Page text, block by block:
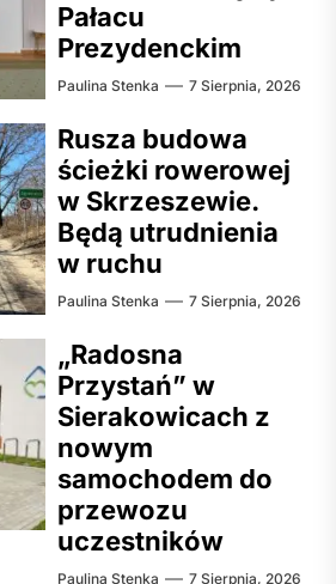
Pałacu
Prezydenckim
Paulina Stenka 7 Sierpnia, 2026
Rusza budowa
ścieżki rowerowej
w Skrzeszewie.
Będą utrudnienia
w ruchu
Paulina Stenka 7 Sierpnia, 2026
„Radosna
Przystań” w
Sierakowicach z
nowym
samochodem do
przewozu
uczestników
Paulina Stenka 7 Sierpnia, 2026